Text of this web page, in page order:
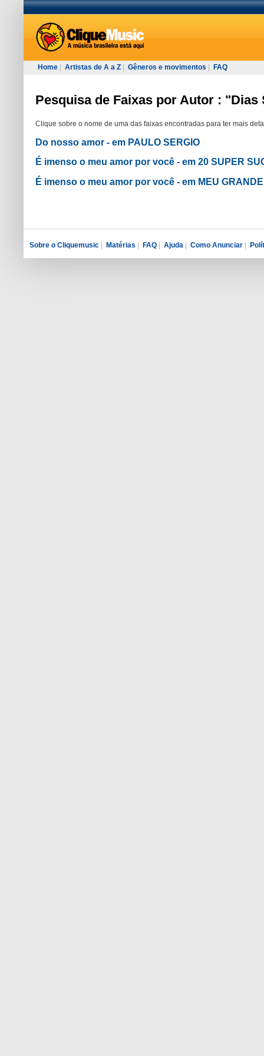
Home Artistas de A a Z Gêneros e movimentos FAQ
Pesquisa de Faixas por Autor : "Dias
Clique sobre o nome de uma das faixas encontradas para ter mais
Do nosso amor - em PAULO SERGIO
É imenso o meu amor por você - em 20 SUPER
É imenso o meu amor por você - em MEU
Sobre o Cliquemusic | Matérias | FAQ | Ajuda | Como Anunciar |